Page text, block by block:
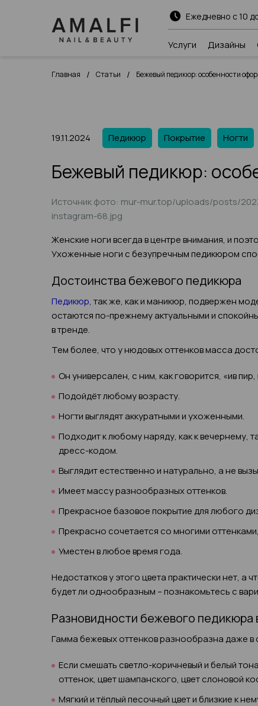
Ежедневно с 10
Услуги Дизайны
Главная / Статьи / Бежевый педикюр: особенности
19.11.2024 Педикюр Покрытие Ногти
Бежевый педикюр:
Источник фото: mur-mur.top/uploads/posts/
instagram-68.jpg
Женские ноги всегда в центре внимания, и
Ухоженные ноги с безупречным педикюром
Достоинства бежевого педикюра
Педикюр, так же, как и маникюр, подвержен
остаются по-прежнему актуальными и
в тренде.
Тем более, что у нюдовых оттенков масса
Он универсален, с ним, как говорится, «ив пир,
Подойдёт любому возрасту.
Ногти выглядят аккуратными и ухоженными.
Подходит к любому наряду, как к вечернему,
дресс-кодом.
Выглядит естественно и натурально, а не
Имеет массу разнообразных оттенков.
Прекрасное базовое покрытие для любого
Прекрасно сочетается со многими
Уместен в любое время года.
Недостатков у этого цвета практически нет, а
будет ли однообразным – познакомьтесь с
Разновидности бежевого педикюра
Гамма бежевых оттенков разнообразна даже
Если смешать светло-коричневый и белый
оттенок, цвет шампанского, цвет слоновой
Мягкий и тёплый песочный цвет и близкие к